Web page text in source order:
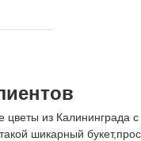
из Калининграда
шикарный